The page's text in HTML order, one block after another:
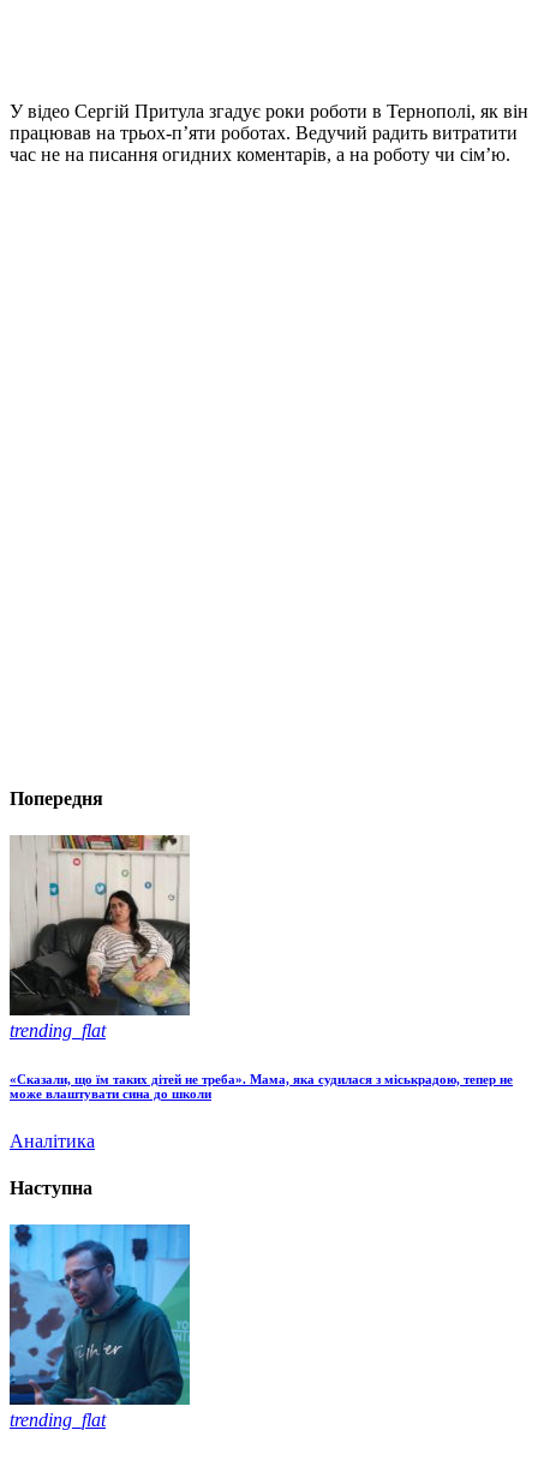
У відео Сергій Притула згадує роки роботи в Тернополі, як він
працював на трьох-п’яти роботах. Ведучий радить витратити
час не на писання огидних коментарів, а на роботу чи сім’ю.
Попередня
trending_flat
«Сказали, що їм таких дітей не треба». Мама, яка судилася з міськрадою, тепер не
може влаштувати сина до школи
Аналітика
Наступна
trending_flat